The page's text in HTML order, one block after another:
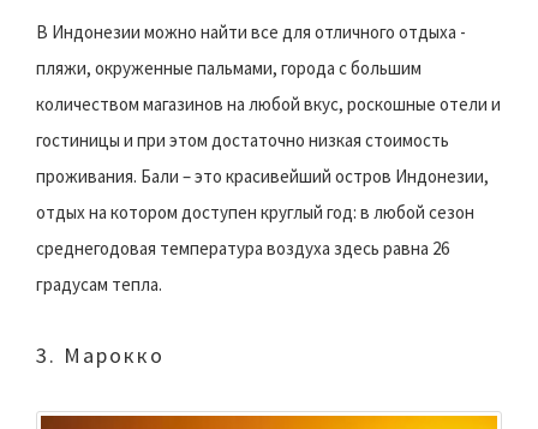
В Индонезии можно найти все для отличного отдыха -
пляжи, окруженные пальмами, города с большим
количеством магазинов на любой вкус, роскошные отели и
гостиницы и при этом достаточно низкая стоимость
проживания. Бали – это красивейший остров Индонезии,
отдых на котором доступен круглый год: в любой сезон
среднегодовая температура воздуха здесь равна 26
градусам тепла.
3. Марокко